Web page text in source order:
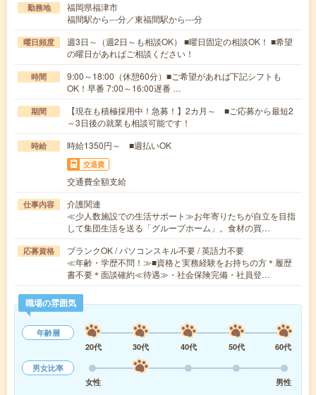
勤務地
福岡県福津市
福間駅から---分／東福間駅から---分
曜日頻度
週3日～（週2日～も相談OK） ■曜日固定の相談OK！ ■希望
の曜日があればご相談ください！
時間
9:00～18:00（休憩60分）■ご希望があれば下記シフトも
OK！早番 7:00～16:00遅番 …
期間
【現在も積極採用中！急募！】2カ月～ ■ご応募から最短2
～3日後の就業も相談可能です！
時給 時給1350円～ ■週払いOK
交通費
交通費全額支給
仕事内容
介護関連
≪少人数施設での生活サポート≫お年寄りたちが自立を目指
して集団生活を送る「グループホーム」。食材の買…
応募資格
ブランクOK / パソコンスキル不要 / 英語力不要
≪年齢・学歴不問！≫■資格と実務経験をお持ちの方＊履歴
書不要＊面談確約≪待遇≫・社会保険完備・社員登…
職場の雰囲気
年齢層
20代
30代 40代 50代
60代
男女比率
女性
男性